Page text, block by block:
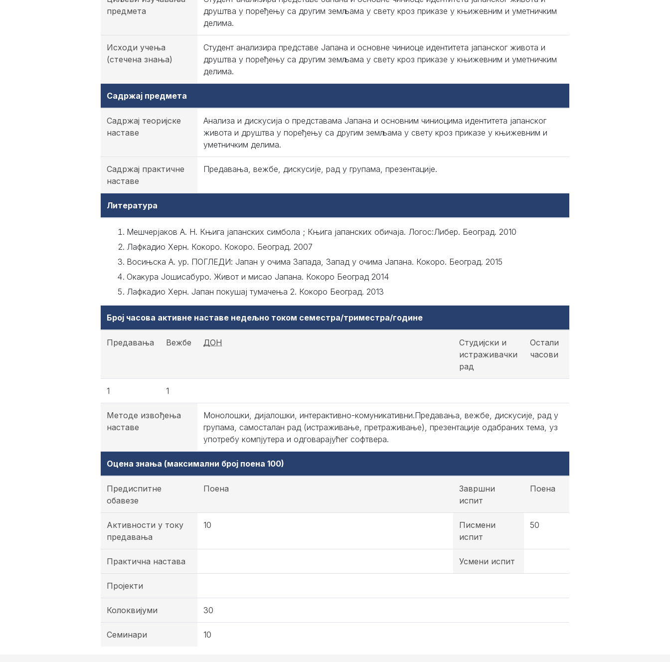
предмета
друштва у поређењу са другим земљама у свету кроз приказе у књижевним и уметничким
делима.
Исходи учења
(стечена знања)
Студент анализира представе Јапана и основне чиниоце идентитета јапанског живота и
друштва у поређењу са другим земљама у свету кроз приказе у књижевним и уметничким
делима.
Садржај предмета
Садржај теоријске
наставе
Анализа и дискусија о представама Јапана и основним чиниоцима идентитета јапанског
живота и друштва у поређењу са другим земљама у свету кроз приказе у књижевним и
уметничким делима.
Садржај практичне
наставе
Предавања, вежбе, дискусије, рад у групама, презентације.
Литература
Meшчeрjaкoв A. Н. Књига јапанских симбола ; Књига јапанских обичаја. Лoгoс:Либeр. Бeoгрaд. 2010
Лафкадио Херн. Кокоро. Кокоро. Београд. 2007
Восињска А. ур. ПОГЛЕДИ: Јапан у очима Запада, Запад у очима Јапана. Кокоро. Београд. 2015
Окакура Јошисабуро. Живот и мисао Јапана. Кокоро Београд 2014
Лафкадио Херн. Јапан покушај тумачења 2. Кокоро Београд. 2013
Број часова активне наставе недељно током семестра/триместра/године
Предавања Вежбе ДОН
Студијски и
истраживачки
рад
Остали
часови
1 1
Методе извођења
наставе
Монолошки, дијалошки, интерактивно-комуникативни.Предавања, вежбе, дискусије, рад у
групама, самосталан рад (истраживање, претраживање), презентације одабраних тема, уз
употребу компјутера и одговарајућег софтвера.
Оцена знања (максимални број поена 100)
Предиспитне
обавезе
Поена
Завршни
испит
Поена
Активности у току
предавања
10
Писмени
испит
50
Практична настава Усмени испит
Пројекти
Колоквијуми 30
Семинари 10